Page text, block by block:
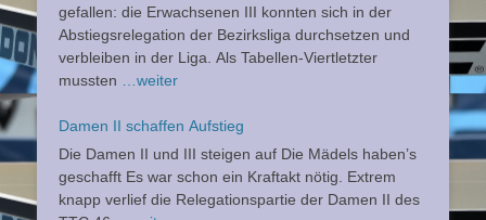
gefallen: die Erwachsenen III konnten sich in der
Abstiegsrelegation der Bezirksliga durchsetzen und
verbleiben in der Liga. Als Tabellen-Viertletzter
mussten …weiter
Damen II schaffen Aufstieg
Die Damen II und III steigen auf Die Mädels haben’s
geschafft Es war schon ein Kraftakt nötig. Extrem
knapp verlief die Relegationspartie der Damen II des